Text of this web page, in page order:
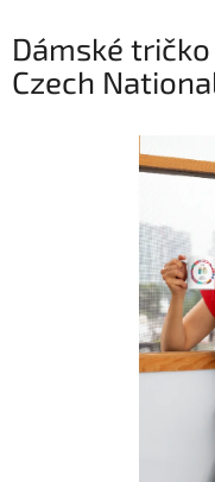
Dámské
Czech